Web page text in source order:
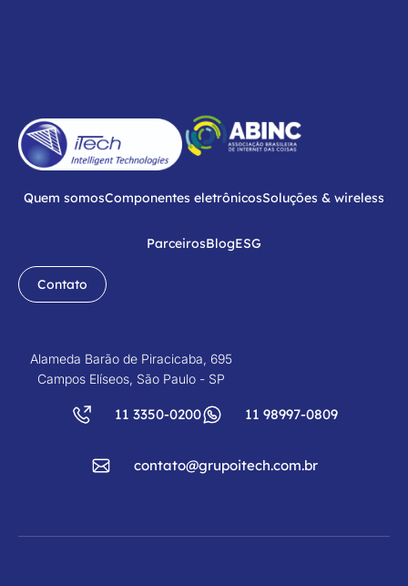
Quem somosComponentes eletrônicosSoluções & wireless
ParceirosBlogESG
Contato
Alameda Barão de Piracicaba, 695
Campos Elíseos, São Paulo - SP
11 3350-0200 11 98997-0809
contato@grupoitech.com.br